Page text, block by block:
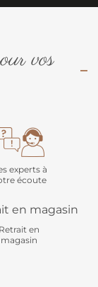
vos
experts à
écoute
Retrait en
magasin